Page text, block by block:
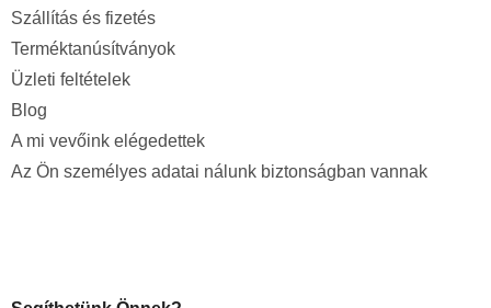
Szállítás és fizetés
Terméktanúsítványok
Üzleti feltételek
Blog
A mi vevőink elégedettek
Az Ön személyes adatai nálunk biztonságban vannak